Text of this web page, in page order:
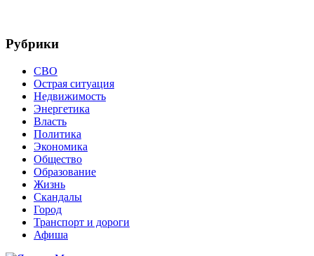
Рубрики
СВО
Острая ситуация
Недвижимость
Энергетика
Власть
Политика
Экономика
Общество
Образование
Жизнь
Скандалы
Город
Транспорт и дороги
Афиша